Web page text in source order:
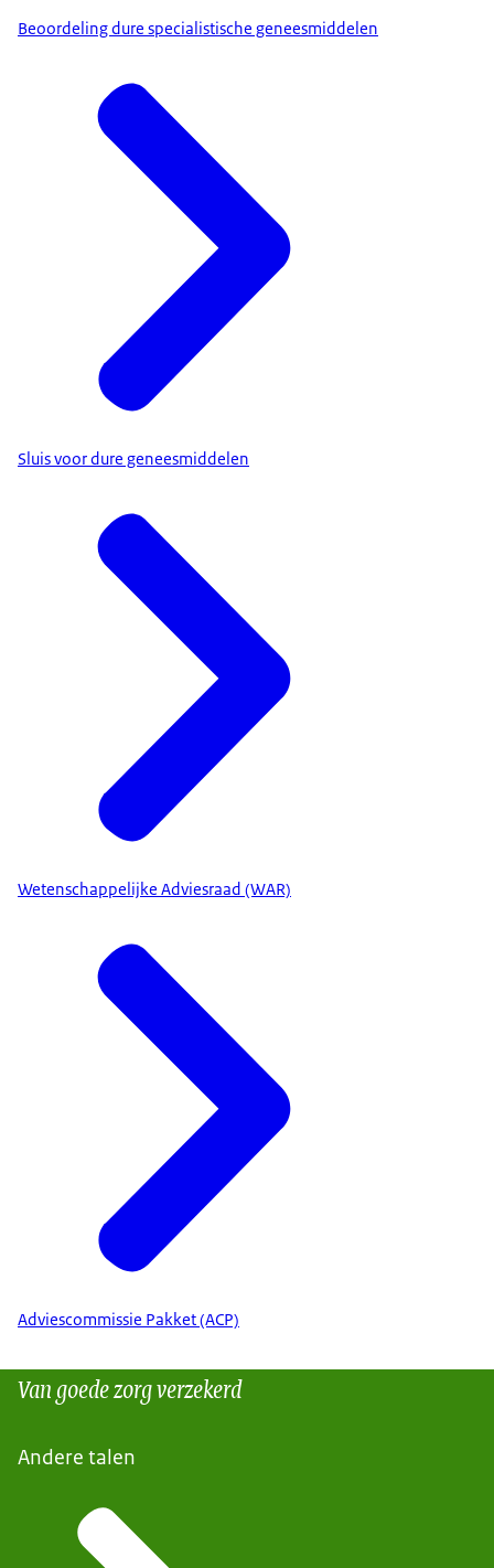
Beoordeling dure specialistische geneesmiddelen
Sluis voor dure geneesmiddelen
Wetenschappelijke Adviesraad (WAR)
Adviescommissie Pakket (ACP)
Van goede zorg verzekerd
Andere talen